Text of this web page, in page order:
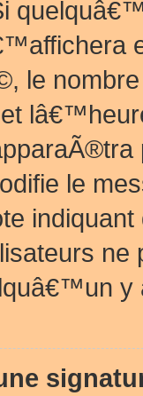
le
le
y